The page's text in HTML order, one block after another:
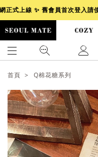
正式上線 ✨ 舊會員首次登入
爆乳 背心
小香風 透膚
襯衫 褲裙
首頁 Q棉花糖系列